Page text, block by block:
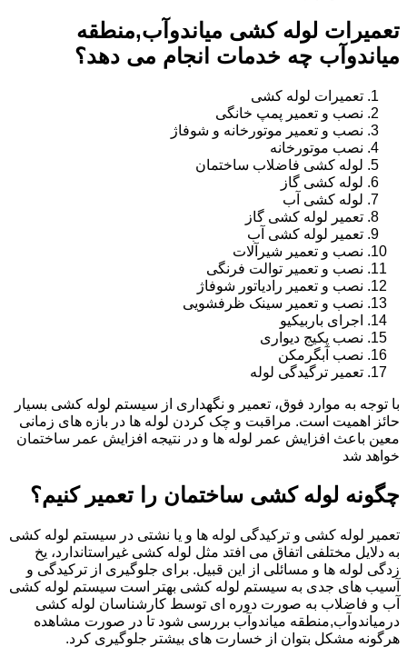
تعمیرات لوله کشی میاندوآب,منطقه
میاندوآب چه خدمات انجام می دهد؟
تعمیرات لوله کشی
نصب و تعمیر پمپ خانگی
نصب و تعمیر موتورخانه و شوفاژ
نصب موتورخانه
لوله کشی فاضلاب ساختمان
لوله کشی گاز
لوله کشی آب
تعمیر لوله کشی گاز
تعمیر لوله کشی آب
نصب و تعمیر شیرآلات
نصب و تعمیر توالت فرنگی
نصب و تعمیر رادیاتور شوفاژ
نصب و تعمیر سینک ظرفشویی
اجرای باربیکیو
نصب پکیج دیواری
نصب آبگرمکن
تعمیر ترگیدگی لوله
با توجه به موارد فوق، تعمیر و نگهداری از سیستم لوله کشی بسیار
حائز اهمیت است. مراقبت و چک کردن لوله ها در بازه های زمانی
معین باعث افزایش عمر لوله ها و در نتیجه افزایش عمر ساختمان
خواهد شد
چگونه لوله کشی ساختمان را تعمیر کنیم؟
تعمیر لوله کشی و ترکیدگی لوله ها و یا نشتی در سیستم لوله کشی
به دلایل مختلفی اتفاق می افتد مثل لوله کشی غیراستاندارد، یخ
زدگی لوله ها و مسائلی از این قبیل. برای جلوگیری از ترکیدگی و
آسیب های جدی به سیستم لوله کشی بهتر است سیستم لوله کشی
آب و فاضلاب به صورت دوره ای توسط کارشناسان لوله کشی
درمیاندوآب,منطقه میاندوآب بررسی شود تا در صورت مشاهده
هرگونه مشکل بتوان از خسارت های بیشتر جلوگیری کرد.